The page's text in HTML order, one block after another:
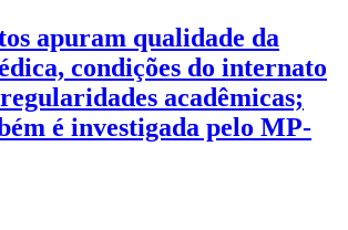
apuram qualidade da
condições do internato
acadêmicas;
é investigada pelo MP-